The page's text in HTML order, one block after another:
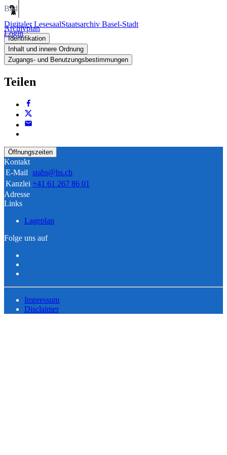
Digitaler LesesaalStaatsarchiv Basel-Stadt
Login
Bild
Archivplan
Identifikation
Inhalt und innere Ordnung
Zugangs- und Benutzungsbestimmungen
Teilen
Öffnungszeiten
Kontakt
E-Mail stabs@bs.ch
Kanzlei +41 61 267 86 01
Adresse
Links
Lageplan
Folge uns auf
Impressum
Disclaimer